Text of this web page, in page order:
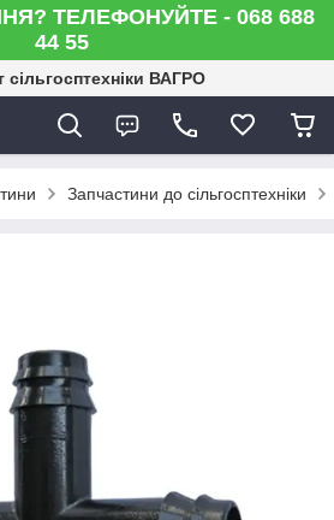
ТЕЛЕФОНУЙТЕ - 068 688
44 55
сільгосптехніки ВАГРО
Запчастини до сільгосптехніки